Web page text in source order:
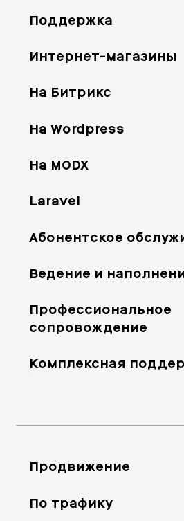
Поддержка
Интернет-магазины
На Битрикс
На Wordpress
На MODX
Laravel
Абонентское
Ведение и
Профессиональное
сопровождение
Комплексная
Продвижение
По трафику